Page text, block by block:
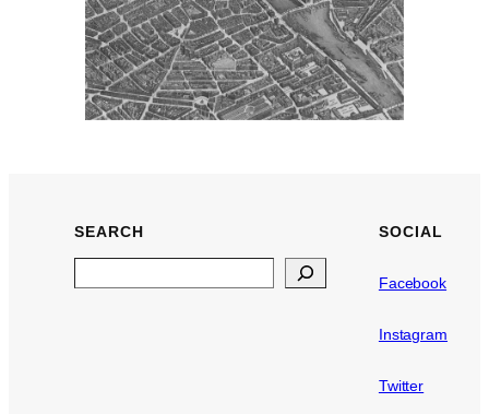
SEARCH SOCIAL
Facebook
Instagram
Twitter